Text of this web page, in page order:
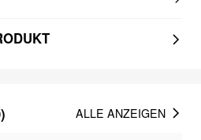
ALLE ANZEIGEN